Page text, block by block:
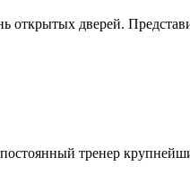
дверей.
тренер